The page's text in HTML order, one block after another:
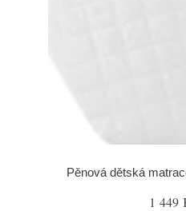
Pěnová dětská
1 449